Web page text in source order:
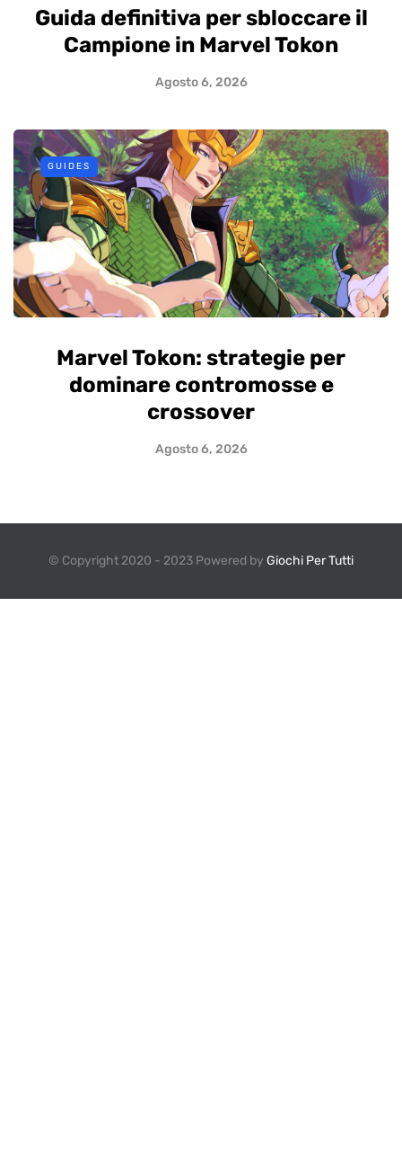
Guida definitiva per sbloccare il
Campione in Marvel Tokon
Agosto 6, 2026
GUIDES
Marvel Tokon: strategie per
dominare contromosse e
crossover
Agosto 6, 2026
© Copyright 2020 - 2023 Powered by Giochi Per Tutti